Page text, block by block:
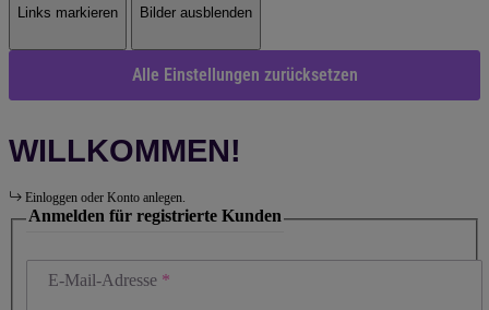
Links markieren Bilder ausblenden
Alle Einstellungen zurücksetzen
WILLKOMMEN!
Einloggen oder Konto anlegen.
Anmelden für registrierte Kunden
E-Mail-Adresse